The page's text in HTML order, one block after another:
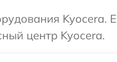
Kyocera.
центр Kyocera.